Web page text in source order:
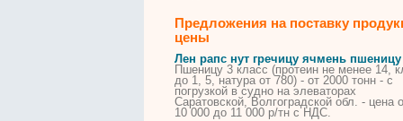
Предложения на поставку
цены
Лен рапс нут гречицу ячмень пшеницу
Пшеницу 3 класс (протеин не менее 14,
до 1, 5, натура от 780) - от 2000 тонн - с
погрузкой всудно на элеваторах
Саратовской, Волгоградской обл. - цена
10 000 до 11 000 р/тн с НДС.